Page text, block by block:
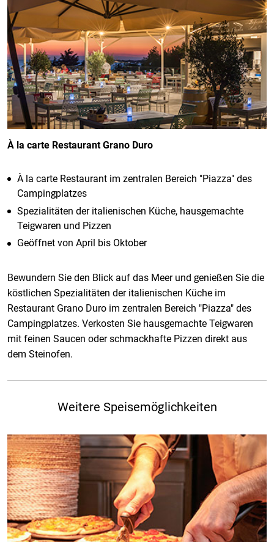
À la carte Restaurant Grano Duro
À la carte Restaurant im zentralen Bereich "Piazza" des
Campingplatzes
Spezialitäten der italienischen Küche, hausgemachte
Teigwaren und Pizzen
Geöffnet von April bis Oktober
Bewundern Sie den Blick auf das Meer und genießen Sie die
köstlichen Spezialitäten der italienischen Küche im
Restaurant Grano Duro im zentralen Bereich "Piazza" des
Campingplatzes. Verkosten Sie hausgemachte Teigwaren
mit feinen Saucen oder schmackhafte Pizzen direkt aus
dem Steinofen.
Weitere Speisemöglichkeiten